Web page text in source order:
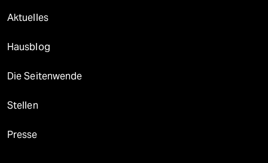
Aktuelles
Hausblog
Die Seitenwende
Stellen
Presse